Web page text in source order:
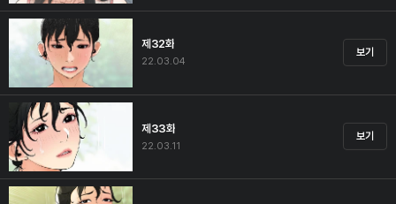
제32화
22.03.04
보기
제33화
22.03.11
보기